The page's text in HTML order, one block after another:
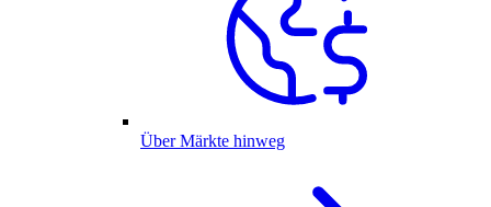
Über Märkte hinweg